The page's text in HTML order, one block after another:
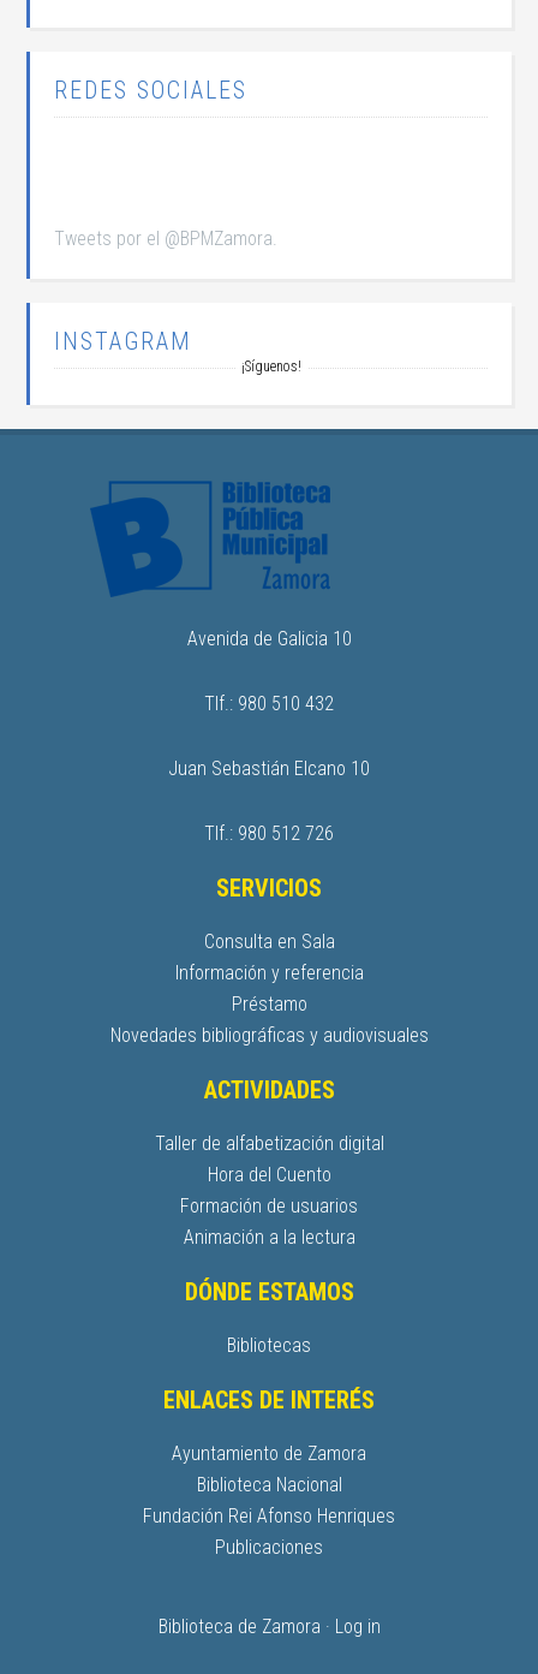
REDES SOCIALES
Tweets por el @BPMZamora.
INSTAGRAM
¡Síguenos!
Avenida de Galicia 10
Tlf.: 980 510 432
Juan Sebastián Elcano 10
Tlf.: 980 512 726
SERVICIOS
Consulta en Sala
Información y referencia
Préstamo
Novedades bibliográficas y audiovisuales
ACTIVIDADES
Taller de alfabetización digital
Hora del Cuento
Formación de usuarios
Animación a la lectura
DÓNDE ESTAMOS
Bibliotecas
ENLACES DE INTERÉS
Ayuntamiento de Zamora
Biblioteca Nacional
Fundación Rei Afonso Henriques
Publicaciones
Biblioteca de Zamora · Log in